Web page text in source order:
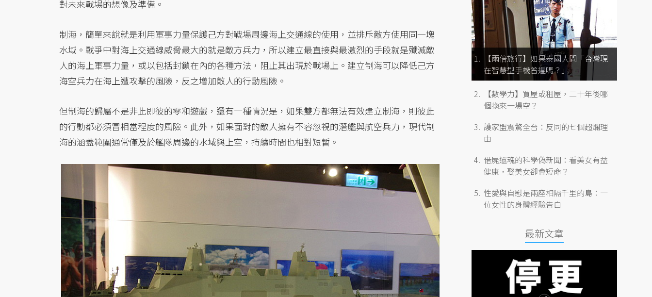
對未來戰場的想像及準備。
制海，簡單來說就是利用軍事力量保護己方對戰場周邊海上交通線的使用，並排斥敵方使用同一塊
水域。戰爭中對海上交通線威脅最大的就是敵方兵力，所以建立最直接與最激烈的手段就是殲滅敵
人的海上軍事力量，或以包括封鎖在內的各種方法，阻止其出現於戰場上。建立制海可以降低己方
海空兵力在海上遭攻擊的風險，反之增加敵人的行動風險。
但制海的歸屬不是非此即彼的零和遊戲，還有一種情況是，如果雙方都無法有效建立制海，則彼此
的行動都必須冒相當程度的風險。此外，如果面對的敵人擁有不容忽視的潛艦與航空兵力，現代制
海的涵蓋範圍通常僅及於艦隊周邊的水域與上空，持續時間也相對短暫。
【兩倍旅行】如果泰國人問「台灣現
在智慧型手機普遍嗎？」
【數學力】買屋或租屋，二十年後哪
個換來一場空？
護家盟震驚全台：反同的七個超爛理
由
借屍還魂的科學偽新聞：看美女有益
健康，娶美女卻會短命？
性愛與自慰是兩座相隔千里的島：一
位女性的身體經驗告白
最新文章